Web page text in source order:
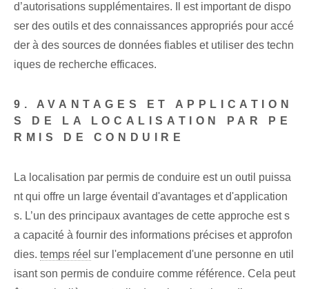
d’autorisations supplémentaires. Il est important de dispo
ser des outils et des connaissances appropriés pour accé
der à des sources de données fiables et utiliser des techn
iques de recherche efficaces.
9. AVANTAGES ET APPLICATION
S DE LA LOCALISATION PAR PE
RMIS DE CONDUIRE
La localisation par permis de conduire est un outil puissa
nt qui offre un large éventail d'avantages et d'application
s. L’un des principaux avantages de cette approche est s
a capacité à fournir des informations précises et approfon
dies. temps réel sur l'emplacement d'une personne en util
isant son permis de conduire comme référence. Cela peut